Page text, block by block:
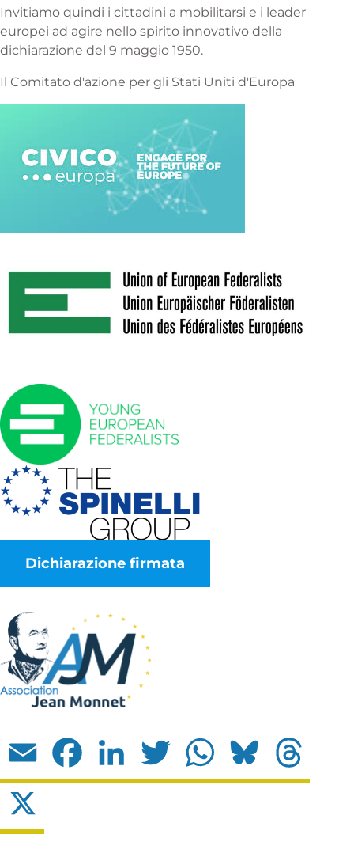
Invitiamo quindi i cittadini a mobilitarsi e i leader
europei ad agire nello spirito innovativo della
dichiarazione del 9 maggio 1950.
Il Comitato d'azione per gli Stati Uniti d'Europa
Dichiarazione firmata
Email Facebook LinkedIn Twitter WhatsApp Bluesky